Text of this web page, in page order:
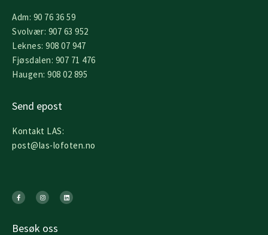
Adm: 90 76 36 59
Svolvær: 907 63 952
Leknes: 908 07 947
Fjøsdalen: 907 71 476
Haugen: 908 02 895
Send epost
Kontakt LAS:
post@las-lofoten.no
c
e
b
-
s
t
a
m
n
k
e
Besøk oss